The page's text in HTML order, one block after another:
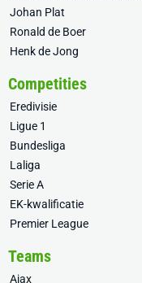
Johan Plat
Ronald de Boer
Henk de Jong
Competities
Eredivisie
Ligue 1
Bundesliga
Laliga
Serie A
EK-kwalificatie
Premier League
Teams
Ajax